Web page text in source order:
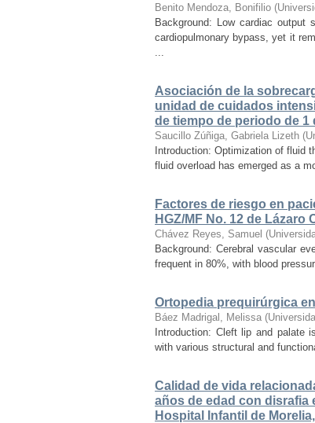
Benito Mendoza, Bonifilio (
Background: Low cardiac output
cardiopulmonary bypass, yet it
...
Asociación de la
unidad de cuidados
de tiempo de periodo de 1
Saucillo Zúñiga, Gabriela Lizeth (
Introduction: Optimization of fluid
fluid overload has emerged as a
Factores de riesgo en
HGZ/MF No. 12 de Lázaro
Chávez Reyes, Samuel (
Background: Cerebral vascular
frequent in 80%, with blood
Ortopedia prequirúrgica
Báez Madrigal, Melissa (
Introduction: Cleft lip and palate
with various structural and
Calidad de vida
años de edad con disrafia
Hospital Infantil de